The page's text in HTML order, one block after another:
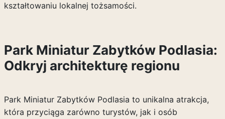
kształtowaniu lokalnej tożsamości.
Park Miniatur Zabytków Podlasia:
Odkryj architekturę regionu
Park Miniatur Zabytków Podlasia to unikalna atrakcja,
która przyciąga zarówno turystów, jak i osób